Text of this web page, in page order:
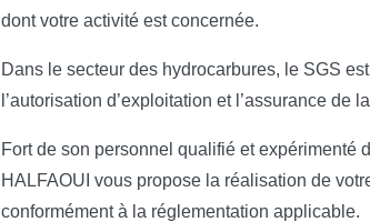
dont votre activité est concernée.
Dans le secteur des hydrocarbures, le SGS
l’autorisation d’exploitation et l’assurance de
Fort de son personnel qualifié et expérimenté
HALFAOUI vous propose la réalisation de
conformément à la réglementation applicable.